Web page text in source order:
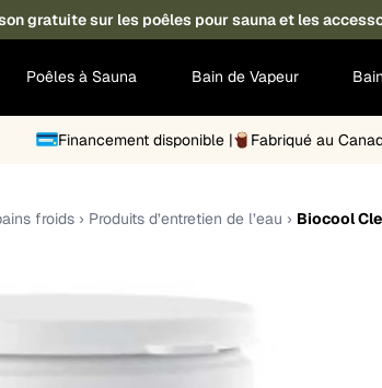
gratuite sur les poêles pour sauna et les
Poêles à Sauna Bain de Vapeur
Financement disponible | Fabriqué au
froids › Produits d’entretien de l’eau › Biocool